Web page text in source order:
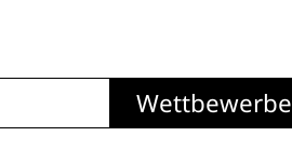
Wettbewerbe